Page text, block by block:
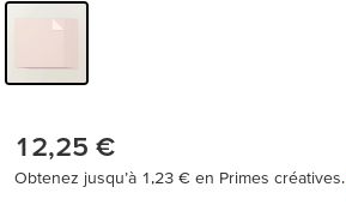
12,25 €
Obtenez jusqu’à 1,23 € en Primes créatives.